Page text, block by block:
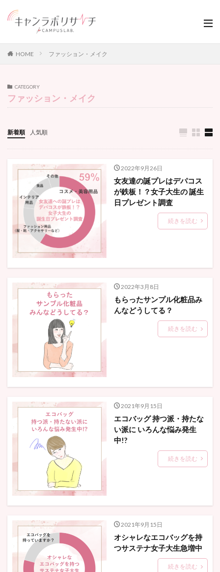
HOME ファッション・メイク
CATEGORY
ファッション・メイク
新着順 人気順
2022年9月26日
女友達の誕プレはデパコス
が鉄板！？女子大生の 誕生
日プレゼント調査
続きを読む
2022年3月8日
もらったサンプル化粧品み
んなどうしてる？
続きを読む
2021年9月15日
エコバッグ 持つ派・持たな
い派に いろんな悩み発生
中!?
続きを読む
2021年9月15日
オシャレなエコバッグを持
つサステナ女子大生急増中
続きを読む